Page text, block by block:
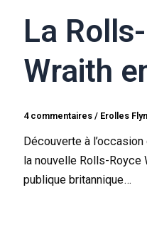
La
Wraith
4 commentaires / Erolles
Découverte à
la nouvelle Rolls-Royce
publique britannique…